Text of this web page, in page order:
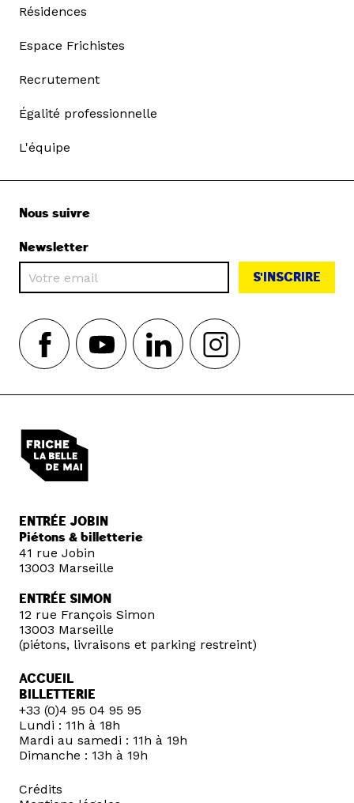
Résidences
Espace Frichistes
Recrutement
Égalité professionnelle
L'équipe
Nous suivre
Newsletter
S'INSCRIRE
ENTRÉE JOBIN
Piétons & billetterie
41 rue Jobin
13003 Marseille
ENTRÉE SIMON
12 rue François Simon
13003 Marseille
(piétons, livraisons et parking restreint)
ACCUEIL
BILLETTERIE
+33 (0)4 95 04 95 95
Lundi : 11h à 18h
Mardi au samedi : 11h à 19h
Dimanche : 13h à 19h
Crédits